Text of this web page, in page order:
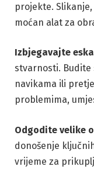
projekte.
moćan alat za
Izbjegavajte
stvarnosti. Budite
navikama ili
problemima,
Odgodite velike
donošenje
vrijeme za